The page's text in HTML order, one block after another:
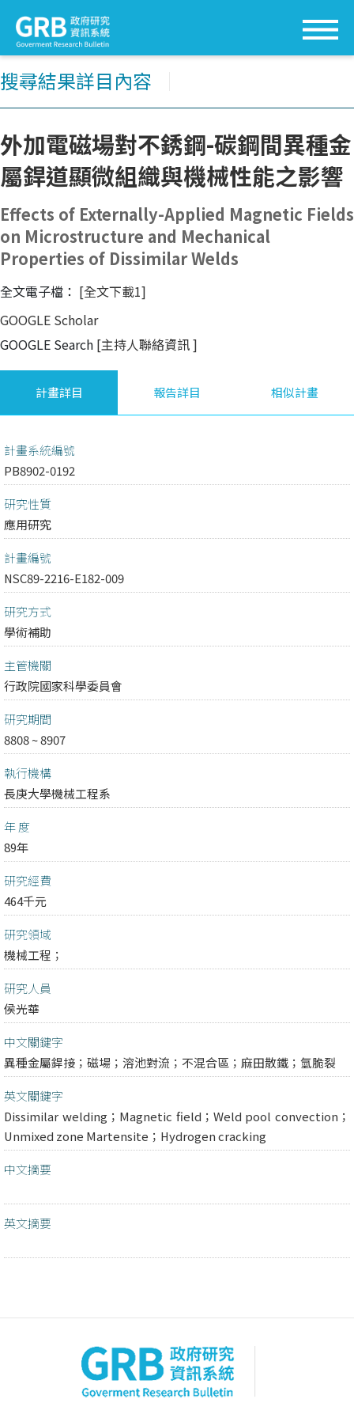
搜尋結果詳目內容
外加電磁場對不銹鋼-碳鋼間異種金
屬銲道顯微組織與機械性能之影響
Effects of Externally-Applied Magnetic Fields
on Microstructure and Mechanical
Properties of Dissimilar Welds
全文電子檔： [全文下載1]
GOOGLE Scholar
GOOGLE Search [主持人聯絡資訊]
計畫詳目 報告詳目 相似計畫
計畫系統編號
PB8902-0192
研究性質
應用研究
計畫編號
NSC89-2216-E182-009
研究方式
學術補助
主管機關
行政院國家科學委員會
研究期間
8808 ~ 8907
執行機構
長庚大學機械工程系
年 度
89年
研究經費
464千元
研究領域
機械工程；
研究人員
侯光華
中文關鍵字
異種金屬銲接；磁場；溶池對流；不混合區；麻田散鐵；氫脆裂
英文關鍵字
Dissimilar welding；Magnetic field；Weld pool convection；
Unmixed zone Martensite；Hydrogen cracking
中文摘要
英文摘要